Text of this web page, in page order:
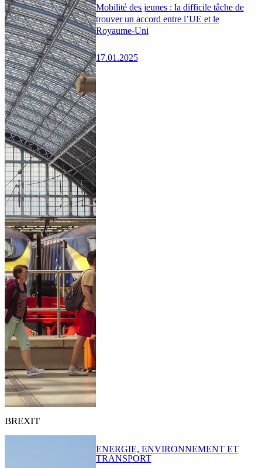
Mobilité des jeunes : la difficile tâche de
trouver un accord entre l’UE et le
Royaume-Uni
17.01.2025
BREXIT
ENERGIE, ENVIRONNEMENT ET
TRANSPORT